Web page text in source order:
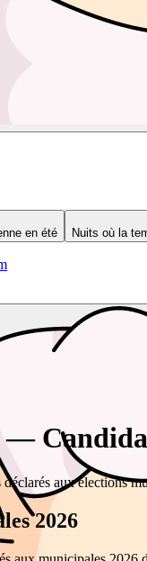
en été
Nuits où la
aux élections
2026